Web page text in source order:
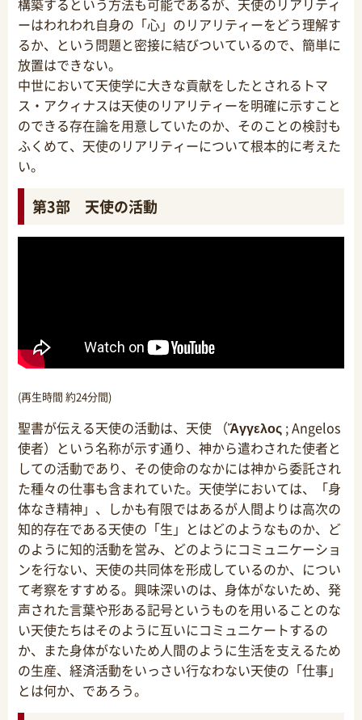
構築するという方法も可能であるが、天使のリアリティ
ーはわれわれ自身の「心」のリアリティーをどう理解す
るか、という問題と密接に結びついているので、簡単に
放置はできない。
中世において天使学に大きな貢献をしたとされるトマ
ス・アクィナスは天使のリアリティーを明確に示すこと
のできる存在論を用意していたのか、そのことの検討も
ふくめて、天使のリアリティーについて根本的に考えた
い。
第3部 天使の活動
(再生時間 約24分間)
聖書が伝える天使の活動は、天使 （Ἄγγελος ; Angelos
使者）という名称が示す通り、神から遣わされた使者と
しての活動であり、その使命のなかには神から委託され
た種々の仕事も含まれていた。天使学においては、「身
体なき精神」、しかも有限ではあるが人間よりは高次の
知的存在である天使の「生」とはどのようなものか、ど
のように知的活動を営み、どのようにコミュニケーショ
ンを行ない、天使の共同体を形成しているのか、につい
て考察をすすめる。興味深いのは、身体がないため、発
声された言葉や形ある記号というものを用いることのな
い天使たちはそのように互いにコミュニケートするの
か、また身体がないため人間のように生活を支えるため
の生産、経済活動をいっさい行なわない天使の「仕事」
とは何か、であろう。